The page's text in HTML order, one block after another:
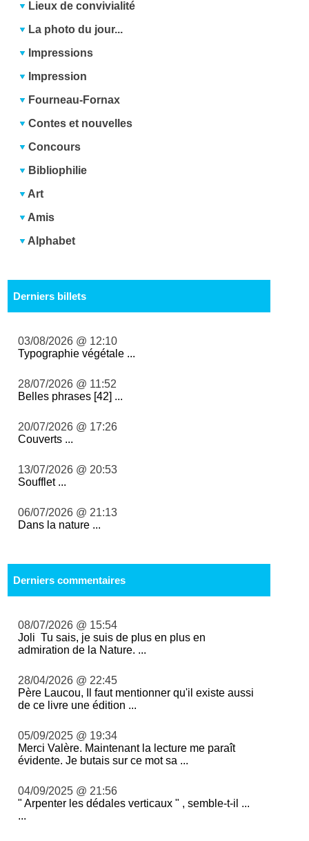
Lieux de convivialité
La photo du jour...
Impressions
Impression
Fourneau-Fornax
Contes et nouvelles
Concours
Bibliophilie
Art
Amis
Alphabet
Derniers billets
03/08/2026 @ 12:10
Typographie végétale ...
28/07/2026 @ 11:52
Belles phrases [42] ...
20/07/2026 @ 17:26
Couverts ...
13/07/2026 @ 20:53
Soufflet ...
06/07/2026 @ 21:13
Dans la nature ...
Derniers commentaires
08/07/2026 @ 15:54
Joli Tu sais, je suis de plus en plus en
admiration de la Nature. ...
28/04/2026 @ 22:45
Père Laucou, Il faut mentionner qu'il existe aussi
de ce livre une édition ...
05/09/2025 @ 19:34
Merci Valère. Maintenant la lecture me paraît
évidente. Je butais sur ce mot sa ...
04/09/2025 @ 21:56
" Arpenter les dédales verticaux " , semble-t-il ...
...